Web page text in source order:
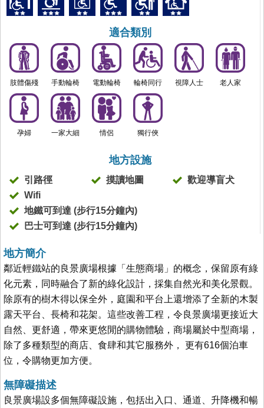
適合類別
肢體傷殘 手動輪椅 電動輪椅 輪椅同行 視障人士 老人家
孕婦 一家大細 情侶 獨行俠
地方設施
引路徑 摸讀地圖
歡迎導盲犬
Wifi
地鐵可到達 (步行15分鐘內)
巴士可到達 (步行15分鐘內)
地方簡介
鄰近輕鐵站的良景廣場根據「生態商場」的概念，保留原有綠
化元素，同時融合了新的綠化設計，採集自然光和美化景觀。
除原有的樹木得以保全外，庭園和平台上還增添了全新的木製
露天平台、長椅和花架。這些改善工程，令良景廣場更接近大
自然、更舒適，帶來更悠閒的購物體驗，商場屬於中型商場，
除了多種類型的商店、食肆和其它服務外， 更有616個泊車
位，令購物更加方便。
無障礙描述
良景廣場設多個無障礙設施，包括出入口、通道、升降機和暢